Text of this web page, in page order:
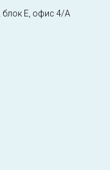
блок Е, офис 4/А